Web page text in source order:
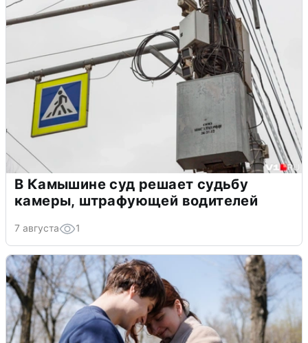
В Камышине суд решает судьбу
камеры, штрафующей водителей
7 августа 1